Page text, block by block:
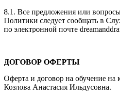
8.1. Все предложения или
Политики следует сообщать в
по электронной почте
ДОГОВОР ОФЕРТЫ
Оферта и договор на обучение
Козлова Анастасия Ильдусовна.